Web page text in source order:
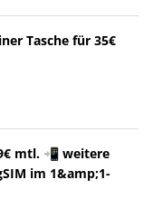
Tasche für 35€
mtl. 📲 weitere
im 1&amp;1-